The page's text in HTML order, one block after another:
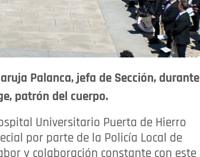
Palanca, jefa de Sección, durante
patrón del cuerpo.
Universitario Puerta de Hierro
por parte de la Policía Local de
y colaboración constante con este